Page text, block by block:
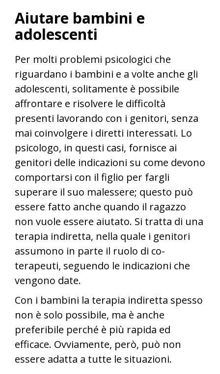
Aiutare bambini e
adolescenti
Per molti problemi psicologici che
riguardano i bambini e a volte anche gli
adolescenti, solitamente è possibile
affrontare e risolvere le difficoltà
presenti lavorando con i genitori, senza
mai coinvolgere i diretti interessati. Lo
psicologo, in questi casi, fornisce ai
genitori delle indicazioni su come devono
comportarsi con il figlio per fargli
superare il suo malessere; questo può
essere fatto anche quando il ragazzo
non vuole essere aiutato. Si tratta di una
terapia indiretta, nella quale i genitori
assumono in parte il ruolo di co-
terapeuti, seguendo le indicazioni che
vengono date.
Con i bambini la terapia indiretta spesso
non è solo possibile, ma è anche
preferibile perché è più rapida ed
efficace. Ovviamente, però, può non
essere adatta a tutte le situazioni.